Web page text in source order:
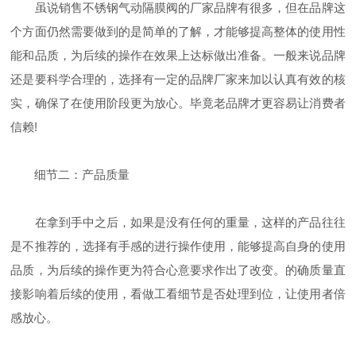
虽说销售不锈钢气动隔膜阀的厂家品牌有很多，但在品牌这
个方面仍然需要做到的是简单的了解，才能够提高整体的使用性
能和品质，为后续的操作在效果上达标做出准备。一般来说品牌
还是要科学合理的，选择有一定的品牌厂家来加以认真有效的核
实，确保了在使用阶段更为放心。毕竟老品牌才更容易让消费者
信赖!
细节二：产品质量
在拿到手中之后，如果是没有任何的重量，这样的产品往往
是不推荐的，选择有手感的进行操作使用，能够提高自身的使用
品质，为后续的操作更为符合心意要求作出了改变。的确质量直
接影响着后续的使用，看做工看细节是否处理到位，让使用者倍
感放心。